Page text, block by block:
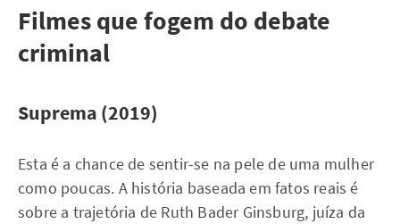
Filmes que fogem do debate
criminal
Suprema (2019)
Esta é a chance de sentir-se na pele de uma mulher
como poucas. A história baseada em fatos reais é
sobre a trajetória de Ruth Bader Ginsburg, juíza da